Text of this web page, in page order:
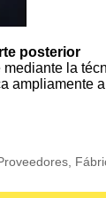
posterior
la